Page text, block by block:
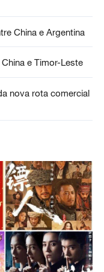
China e Argentina
e Timor-Leste
nova rota comercial